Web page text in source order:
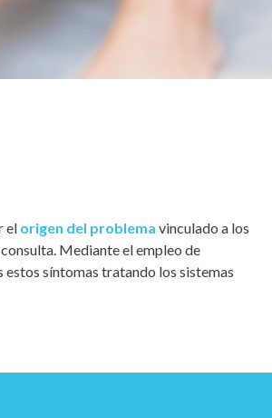
el origen del problema vinculado a los
Mediante el empleo de
síntomas tratando los sistemas